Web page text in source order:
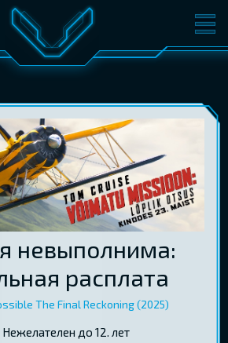
БИЛЕТЫ
КИНОКЛУБ-V
ПОДАРОЧНЫЕ КАРТЫ
невыполнима:
расплата
The Final Reckoning (2025)
Нежелателен до 12. лет